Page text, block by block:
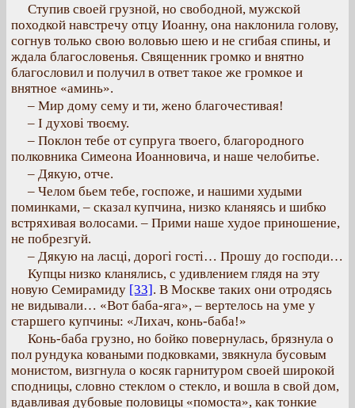
Ступив своей грузной, но свободной, мужской
походкой навстречу отцу Иоанну, она наклонила голову,
согнув только свою воловью шею и не сгибая спины, и
ждала благословенья. Священник громко и внятно
благословил и получил в ответ такое же громкое и
внятное «аминь».
– Мир дому сему и ти, жено благочестивая!
– І духові твоєму.
– Поклон тебе от супруга твоего, благородного
полковника Симеона Иоанновича, и наше челобитье.
– Дякую, отче.
– Челом бьем тебе, госпоже, и нашими худыми
поминками, – сказал купчина, низко кланяясь и шибко
встряхивая волосами. – Прими наше худое приношение,
не побрезгуй.
– Дякую на ласці, дорогі гості… Прошу до господи…
Купцы низко кланялись, с удивлением глядя на эту
новую Семирамиду [33]. В Москве таких они отродясь
не видывали… «Вот баба-яга», – вертелось на уме у
старшего купчины: «Лихач, конь-баба!»
Конь-баба грузно, но бойко повернулась, брязнула о
пол рундука коваными подковками, звякнула бусовым
монистом, визгнула о косяк гарнитуром своей широкой
сподницы, словно стеклом о стекло, и вошла в свой дом,
вдавливая дубовые половицы «помоста», как тонкие